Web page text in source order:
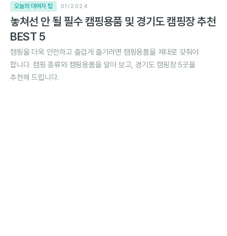
오늘의 대여자 팁 01/2024
놓쳐선 안 될 필수 캠핑용품 및 경기도 캠핑장 추천
BEST 5
캠핑을 더욱 안전하고 즐겁게 즐기려면 캠핑용품을 제대로 갖춰야
합니다. 캠핑 종류와 캠핑용품을 알아 보고, 경기도 캠핑장 5곳을
추천해 드립니다.